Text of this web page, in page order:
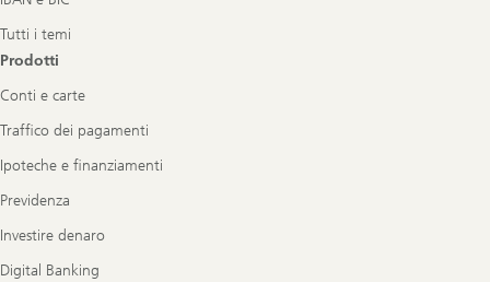
Tutti i temi
Prodotti
Conti e carte
Traffico dei pagamenti
Ipoteche e finanziamenti
Previdenza
Investire denaro
Digital Banking